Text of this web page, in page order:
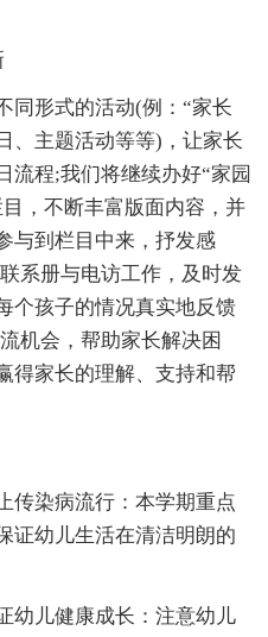
同形式的活动(例：“家长
、主题活动等等)，让家长
流程;我们将继续办好“家园
，不断丰富版面内容，并
与到栏目中来，抒发感
系册与电访工作，及时发
个孩子的情况真实地反馈
机会，帮助家长解决困
得家长的理解、支持和帮
传染病流行：本学期重点
证幼儿生活在清洁明朗的
幼儿健康成长：注意幼儿